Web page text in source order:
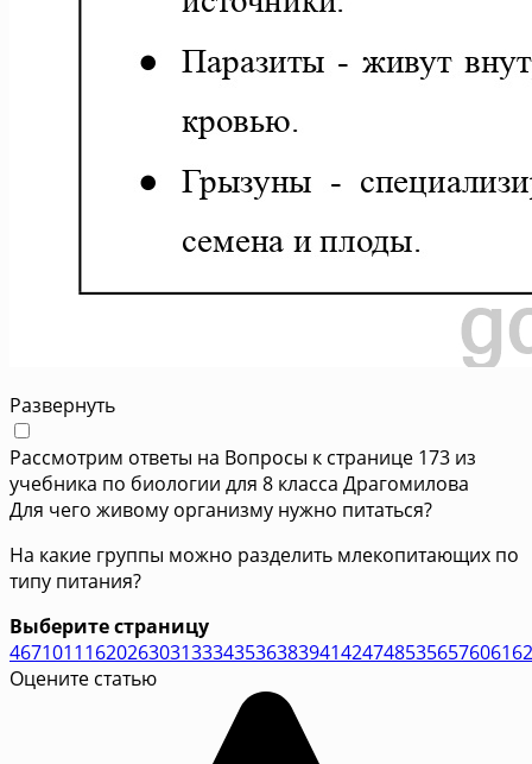
Развернуть
Рассмотрим ответы на Вопросы к странице 173 из
учебника по биологии для 8 класса Драгомилова
Для чего живому организму нужно питаться?
На какие группы можно разделить млекопитающих по
типу питания?
Выберите страницу
4671011162026303133343536383941424748535657606162
Оцените статью